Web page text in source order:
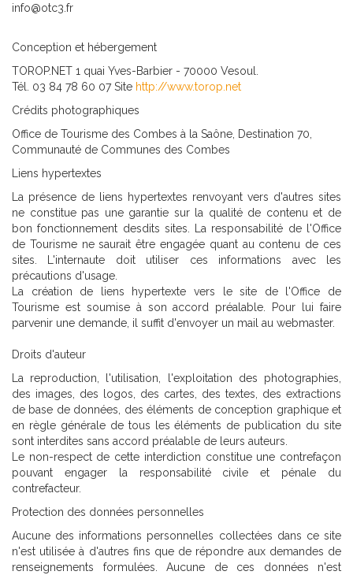
info@otc3.fr
Conception et hébergement
TOROP.NET 1 quai Yves-Barbier - 70000 Vesoul.
Tél. 03 84 78 60 07 Site http://www.torop.net
Crédits photographiques
Office de Tourisme des Combes à la Saône, Destination 70,
Communauté de Communes des Combes
Liens hypertextes
La présence de liens hypertextes renvoyant vers d'autres sites
ne constitue pas une garantie sur la qualité de contenu et de
bon fonctionnement desdits sites. La responsabilité de l'Office
de Tourisme ne saurait être engagée quant au contenu de ces
sites. L'internaute doit utiliser ces informations avec les
précautions d'usage.
La création de liens hypertexte vers le site de l'Office de
Tourisme est soumise à son accord préalable. Pour lui faire
parvenir une demande, il suffit d'envoyer un mail au webmaster.
Droits d'auteur
La reproduction, l'utilisation, l'exploitation des photographies,
des images, des logos, des cartes, des textes, des extractions
de base de données, des éléments de conception graphique et
en règle générale de tous les éléments de publication du site
sont interdites sans accord préalable de leurs auteurs.
Le non-respect de cette interdiction constitue une contrefaçon
pouvant engager la responsabilité civile et pénale du
contrefacteur.
Protection des données personnelles
Aucune des informations personnelles collectées dans ce site
n'est utilisée à d'autres fins que de répondre aux demandes de
renseignements formulées. Aucune de ces données n'est